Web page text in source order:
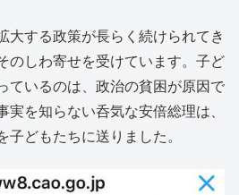
する政策が長らく続けられてき
のしわ寄せを受けています。子ど
ているのは、政治の貧困が原因で
実を知らない呑気な安倍総理は、
子どもたちに送りました。